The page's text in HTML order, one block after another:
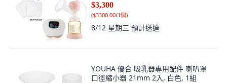
$3,300
($3300.00/1個)
8/12 星期三 預計送達
YOUHA 優合 吸乳器專用配件 喇叭罩
口徑縮小器 21mm 2入, 白色, 1組